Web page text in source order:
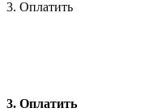
3. Оплатить
3. Оплатить